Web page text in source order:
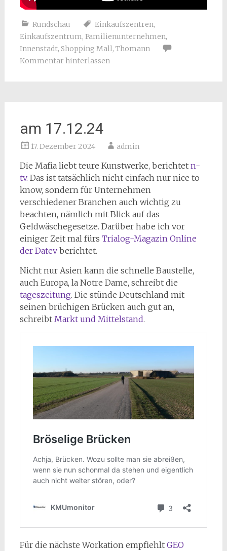
Rundschau Einkaufszentren,
Einkaufszentrum, Familienunternehmen,
Innenstadt, Shopping Mall, Thomann
Kommentar hinterlassen
am 17.12.24
17. Dezember 2024 admin
Die Mafia liebt teure Kunstwerke, berichtet n-
tv. Das ist tatsächlich nicht einfach nur nice to
know, sondern für Unternehmen
verschiedener Branchen auch wichtig zu
beachten, nämlich mit Blick auf das
Geldwäschegesetze. Darüber habe ich vor
einiger Zeit mal fürs Trialog-Magazin Online
der Datevberichtet.
Nicht nur Asien kann die schnelle Baustelle,
auch Europa, la Notre Dame, schreibt die
tageszeitung. Die stünde Deutschland mit
seinen brüchigen Brücken auch gut an,
schreibt Markt und Mittelstand.
Für die nächste Workation empfiehlt GEO